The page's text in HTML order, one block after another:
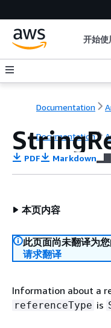
开始使
Documentation
Documentation
PDF Markdown
本页内容
此页面尚未翻译为您
请求翻译
Information about a
referenceType is